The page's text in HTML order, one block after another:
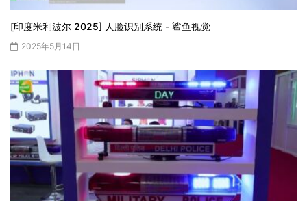
[印度米利波尔 2025] 人脸识别系统 - 鲨鱼视觉
2025年5月14日